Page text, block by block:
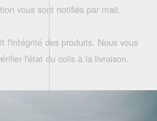
vous sont notifiés par mail.
l'intégrité des produits. Nous vous
l'état du colis à la livraison.